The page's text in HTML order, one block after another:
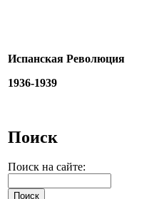
Испанская Революция
1936-1939
Поиск
Поиск на сайте: